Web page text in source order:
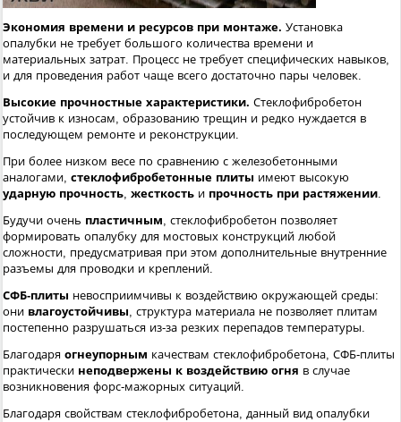
Экономия времени и ресурсов при монтаже. Установка
опалубки не требует большого количества времени и
материальных затрат. Процесс не требует специфических навыков,
и для проведения работ чаще всего достаточно пары человек.
Высокие прочностные характеристики. Стеклофибробетон
устойчив к износам, образованию трещин и редко нуждается в
последующем ремонте и реконструкции.
При более низком весе по сравнению с железобетонными
аналогами, стеклофибробетонные плиты имеют высокую
ударную прочность, жесткость и прочность при растяжении.
Будучи очень пластичным, стеклофибробетон позволяет
формировать опалубку для мостовых конструкций любой
сложности, предусматривая при этом дополнительные внутренние
разъемы для проводки и креплений.
СФБ-плиты невосприимчивы к воздействию окружающей среды:
они влагоустойчивы, структура материала не позволяет плитам
постепенно разрушаться из-за резких перепадов температуры.
Благодаря огнеупорным качествам стеклофибробетона, СФБ-плиты
практически неподвержены к воздействию огня в случае
возникновения форс-мажорных ситуаций.
Благодаря свойствам стеклофибробетона, данный вид опалубки